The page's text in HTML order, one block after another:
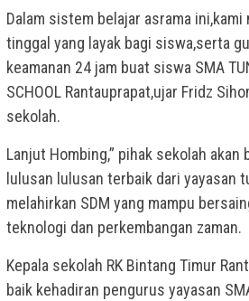
Dalam sistem belajar asrama
tinggal yang layak bagi siswa,serta
keamanan 24 jam buat siswa SMA
SCHOOL Rantauprapat,ujar Fridz
sekolah.
Lanjut Hombing,” pihak sekolah akan
lulusan lulusan terbaik dari yayasan
melahirkan SDM yang mampu
teknologi dan perkembangan zaman.
Kepala sekolah RK Bintang Timur
baik kehadiran pengurus yayasan